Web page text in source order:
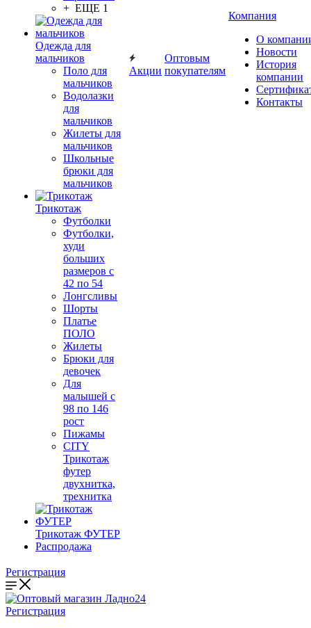
+ ЕЩЕ 1
Одежда для
мальчиков
Поло для
мальчиков
Водолазки
для
мальчиков
Жилеты для
мальчиков
Школьные
брюки для
мальчиков
Трикотаж
Футболки
Футболки,
худи
больших
размеров с
42 по 54
Лонгсливы
Шорты
Платье
ПОЛО
Жилеты
Брюки для
девочек
Для
малышей с
98 по 146
рост
Пижамы
CITY
Трикотаж
футер
двухнитка,
трехнитка
Трикотаж ФУТЕР
Распродажа
Акции
Оптовым
покупателям
Компания
О
Новости
История
компании
Контакты
Регистрация
Регистрация